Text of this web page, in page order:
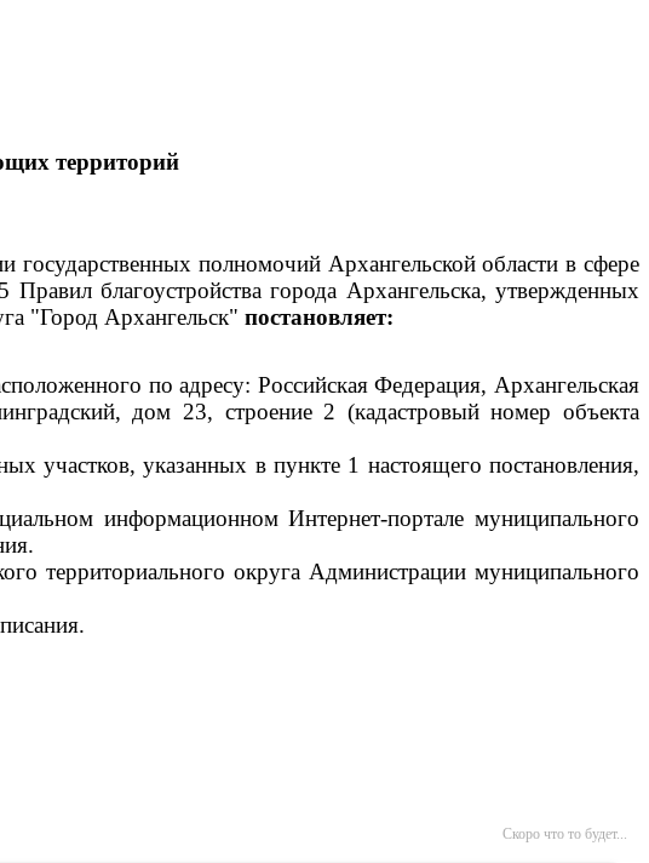
территорий
полномочий Архангельской области в сфере
благоустройства города Архангельска, утвержденных
"Город Архангельск" постановляет:
по адресу: Российская Федерация, Архангельская
дом 23, строение 2 (кадастровый номер объекта
участков, указанных в пункте 1 настоящего постановления,
информационном Интернет-портале муниципального
территориального округа Администрации муниципального
Скоро что то будет...